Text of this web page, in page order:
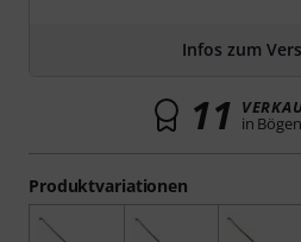
Produktvariationen
Infos zum
11 in